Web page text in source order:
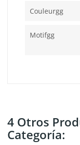
Couleurgg
Motifgg
4 Otros
Categoría: